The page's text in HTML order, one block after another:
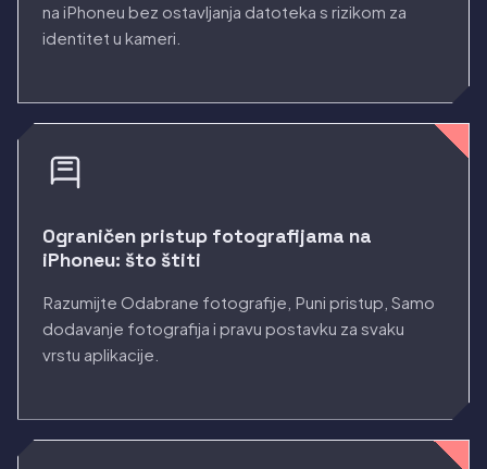
na iPhoneu bez ostavljanja datoteka s rizikom za
identitet u kameri.
Ograničen pristup fotografijama na
iPhoneu: što štiti
Razumijte Odabrane fotografije, Puni pristup, Samo
dodavanje fotografija i pravu postavku za svaku
vrstu aplikacije.